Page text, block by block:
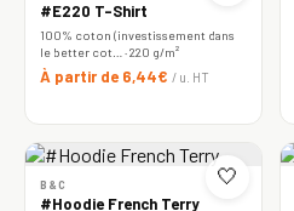
#E220 T-Shirt
100% coton (investissement dans
le better cot… · 220 g/m²
À partir de 6,44€ / u. HT
🤍
B&C
#Hoodie French Terry